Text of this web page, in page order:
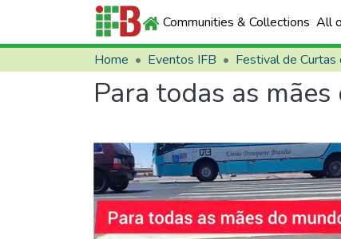
Communities & Collections All
Home Eventos IFB Festival de Curtas
Para todas as